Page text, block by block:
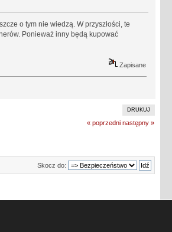
o tym nie wiedzą. W przyszłości, te
Ponieważ inny będą kupować
Zapisane
DRUKUJ
« poprzedni następny »
Skocz do: